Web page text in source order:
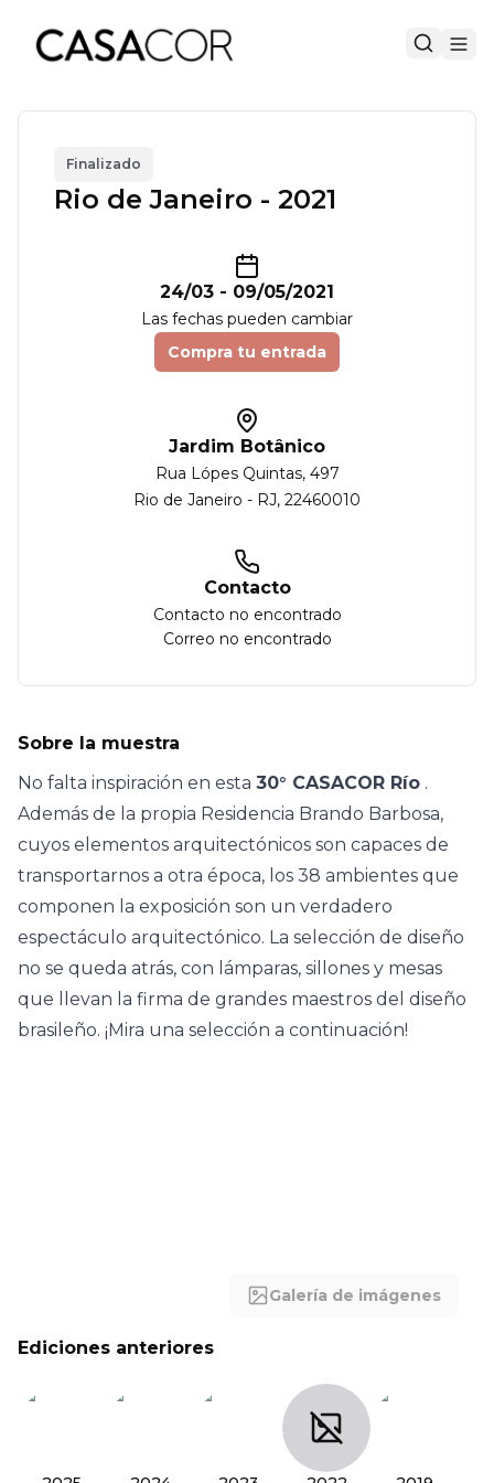
Finalizado
Rio de Janeiro - 2021
24/03 - 09/05/2021
Las fechas pueden cambiar
Compra tu entrada
Jardim Botânico
Rua Lópes Quintas, 497
Rio de Janeiro - RJ, 22460010
Contacto
Contacto no encontrado
Correo no encontrado
Sobre la muestra
No falta inspiración en esta 30° CASACOR Río .
Además de la propia Residencia Brando Barbosa,
cuyos elementos arquitectónicos son capaces de
transportarnos a otra época, los 38 ambientes que
componen la exposición son un verdadero
espectáculo arquitectónico. La selección de diseño
no se queda atrás, con lámparas, sillones y mesas
que llevan la firma de grandes maestros del diseño
brasileño. ¡Mira una selección a continuación!
Galería de imágenes
Ediciones anteriores